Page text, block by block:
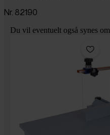
Nr. 82190
Du vil eventuelt også synes om